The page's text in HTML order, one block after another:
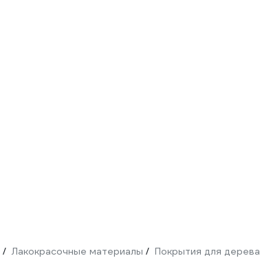
/ Лакокрасочные материалы / Покрытия для дерева